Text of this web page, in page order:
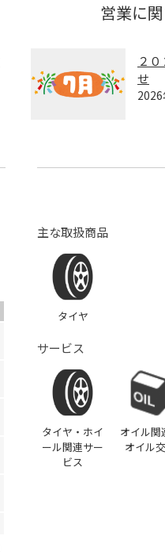
営業に
２
せ
主な取扱商品
タイヤ
サービス
タイヤ・ホイ
ール関連サー
ビス
オイル関
オイル